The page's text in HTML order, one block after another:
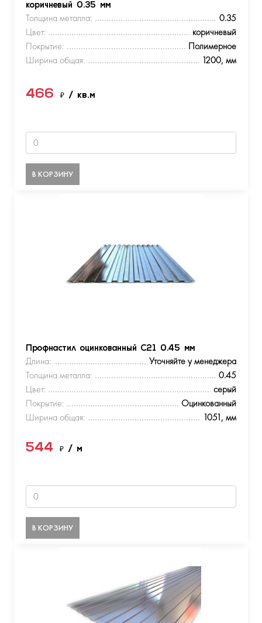
коричневый 0.35 мм
Толщина металла:
0.35
Цвет:
коричневый
Покрытие:
Полимерное
Ширина общая:
1200, мм
466 ₽ / кв.м
В КОРЗИНУ
Профнастил оцинкованный С21 0.45 мм
Длина:
Уточняйте у менеджера
Толщина металла:
0.45
Цвет:
серый
Покрытие:
Оцинкованный
Ширина общая:
1051, мм
544 ₽ / м
В КОРЗИНУ